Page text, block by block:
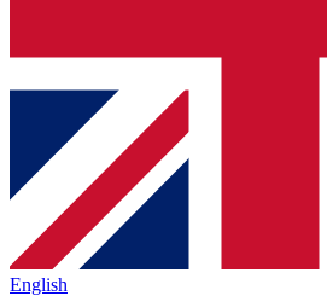
English